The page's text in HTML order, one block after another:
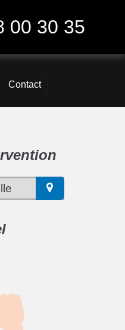
00 30 35
Contact